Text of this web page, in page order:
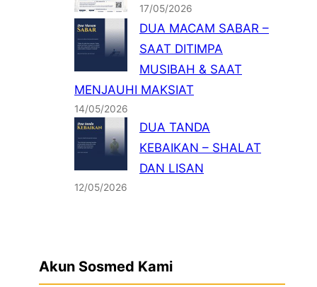
17/05/2026
DUA MACAM SABAR –
SAAT DITIMPA
MUSIBAH & SAAT
MENJAUHI MAKSIAT
14/05/2026
DUA TANDA
KEBAIKAN – SHALAT
DAN LISAN
12/05/2026
Akun Sosmed Kami